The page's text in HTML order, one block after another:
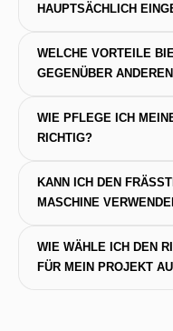
HAUPTSÄCHLICH
WELCHE VORTEILE
GEGENÜBER
WIE PFLEGE ICH
RICHTIG?
KANN ICH DEN
MASCHINE
WIE WÄHLE ICH DEN
FÜR MEIN PROJEKT